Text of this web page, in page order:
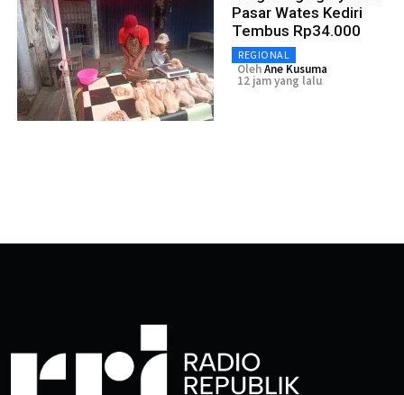
Pasar Wates Kediri
Tembus Rp34.000
REGIONAL
OlehAne Kusuma
12 jam yang lalu